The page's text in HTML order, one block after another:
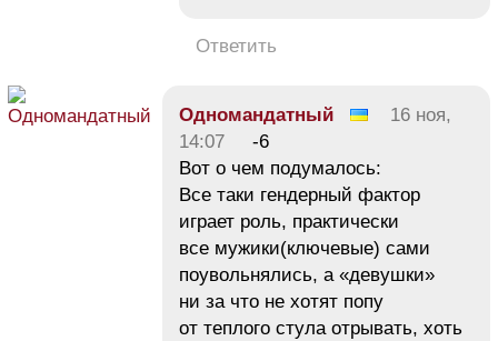
Ответить
Одномандатный
16 ноя,
14:07
-6
Вот о чем подумалось:
Все таки гендерный фактор
играет роль, практически
все мужики(ключевые) сами
поувольнялись, а «девушки»
ни за что не хотят попу
от теплого стула отрывать, хоть